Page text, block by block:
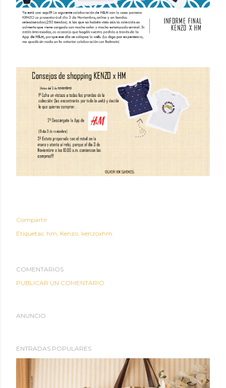
Compartir
Etiquetas: hm Kenzo kenzoxhm
COMENTARIOS
PUBLICAR UN COMENTARIO
ANUNCIO
ENTRADAS POPULARES